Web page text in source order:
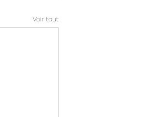
Voir tout